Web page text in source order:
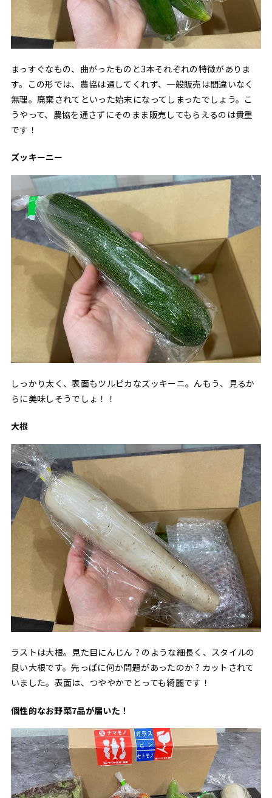
まっすぐなもの、曲がったものと3本それぞれの特徴がありま
す。この形では、農協は通してくれず、一般販売は間違いなく
無理。廃棄されてといった始末になってしまったでしょう。こ
うやって、農協を通さずにそのまま販売してもらえるのは貴重
です！
ズッキーニー
しっかり太く、表面もツルピカなズッキーニ。んもう、見るか
らに美味しそうでしょ！！
大根
ラストは大根。見た目にんじん？のような細長く、スタイルの
良い大根です。先っぽに何か問題があったのか？カットされて
いました。表面は、つややかでとっても綺麗です！
個性的なお野菜7品が届いた！